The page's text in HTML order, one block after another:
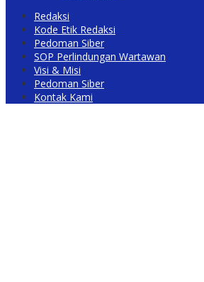
Redaksi
Kode Etik Redaksi
Pedoman Siber
SOP Perlindungan Wartawan
Visi & Misi
Pedoman Siber
Kontak Kami